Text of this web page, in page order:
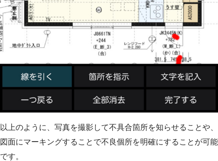
以上のように、写真を撮影して不具合箇所を知らせることや、
図面にマーキングすることで不良個所を明確にすることが可能
です。